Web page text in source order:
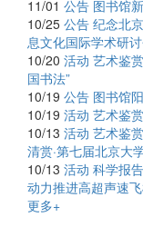
11/01 公告 图书馆
10/25 公告 纪念北
息文化国际学术研
10/20 活动 艺术鉴
国书法”
10/19 公告 图书馆
10/19 活动 艺术鉴
10/13 活动 艺术鉴
清赏·第七届北京大
10/13 活动 科学报
动力推进高超声速
更多+